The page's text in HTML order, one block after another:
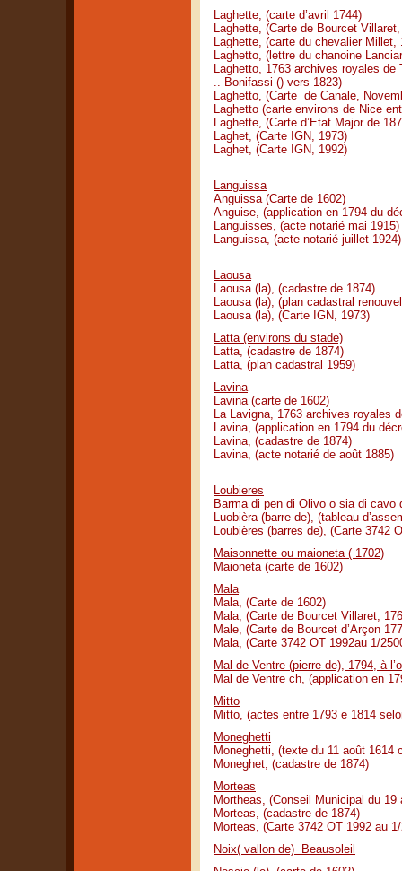
Laghette, (carte d’avril 1744)
Laghette, (Carte de Bourcet
Laghette, (carte du chevalier Millet,
Laghetto, (lettre du chanoine
Laghetto, 1763 archives
.. Bonifassi () vers 1823)
Laghetto, (Carte de Canale,
Laghetto (carte environs de Nice
Laghette, (Carte d’Etat Major de
Laghet, (Carte IGN, 1973)
Laghet, (Carte IGN, 1992)
Languissa
Anguissa (Carte de 1602)
Anguise, (application en 1794 du
Languisses, (acte notarié mai 1915)
Languissa, (acte notarié juillet 1924)
Laousa
Laousa (la), (cadastre de 1874)
Laousa (la), (plan cadastral
Laousa (la), (Carte IGN, 1973)
Latta (environs du stade)
Latta, (cadastre de 1874)
Latta, (plan cadastral 1959)
Lavina
Lavina (carte de 1602)
La Lavigna, 1763 archives royales
Lavina, (application en 1794 du
Lavina, (cadastre de 1874)
Lavina, (acte notarié de août 1885)
Loubieres
Barma di pen di Olivo o sia di cavo
Luobièra (barre de), (tableau
Loubières (barres de), (Carte 3742
Maisonnette ou maioneta ( 1702)
Maioneta (carte de 1602)
Mala
Mala, (Carte de 1602)
Mala, (Carte de Bourcet Villaret,
Male, (Carte de Bourcet d’Arçon
Mala, (Carte 3742 OT 1992au 1/
Mal de Ventre (pierre de), 1794, à
Mal de Ventre ch, (application en
Mitto
Mitto, (actes entre 1793 e 1814
Moneghetti
Moneghetti, (texte du 11 août 1614
Moneghet, (cadastre de 1874)
Morteas
Mortheas, (Conseil Municipal du
Morteas, (cadastre de 1874)
Morteas, (Carte 3742 OT 1992 au
Noix( vallon de) Beausoleil